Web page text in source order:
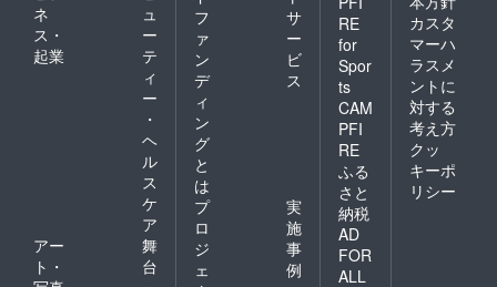
ネ
ス・
起業
ュ
ー
テ
ィ
ー
・
ヘ
ル
ス
ケ
ア
アー
ト・
舞
台
フ
ァ
ン
デ
ィ
ン
グ
と
は
サ
ー
ビ
ス
プ
ロ
ジ
ェ
実
施
事
例
RE
for
Spor
ts
CAM
PFI
RE
ふる
さと
納税
AD
FOR
ALL
カスタ
マーハ
ラスメ
ントに
対する
考え方
クッ
キーポ
リシー